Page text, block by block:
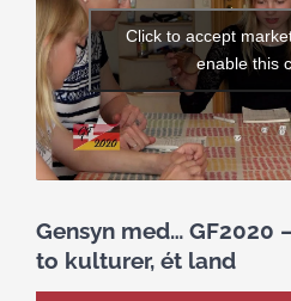
Click to accept
enable this
Gensyn med… GF2020
to kulturer, ét land